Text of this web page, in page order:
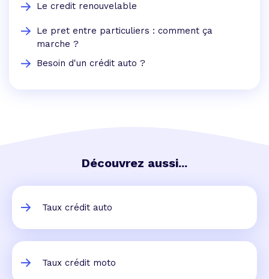
Le credit renouvelable
Le pret entre particuliers : comment ça
marche ?
Besoin d'un crédit auto ?
Découvrez aussi...
Taux crédit auto
Taux crédit moto